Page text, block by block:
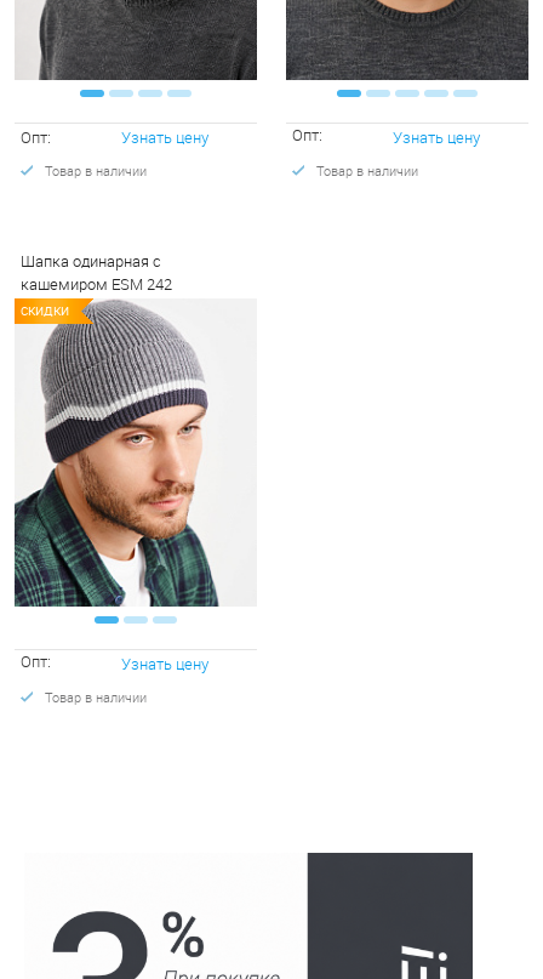
Опт: Узнать цену
Товар в наличии
Опт: Узнать цену
Товар в наличии
Шапка одинарная с
кашемиром ESM 242
СКИДКИ
Опт: Узнать цену
Товар в наличии